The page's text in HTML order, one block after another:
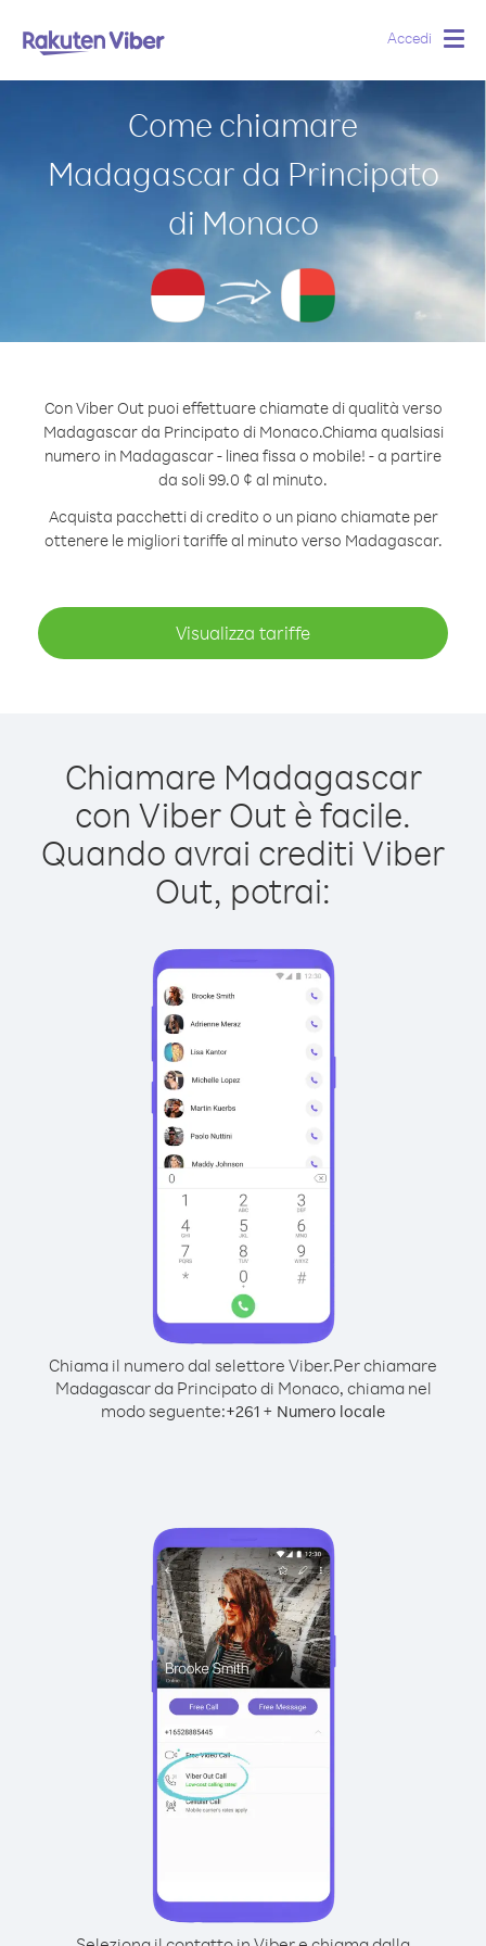
Accedi
Come chiamare
Madagascar da Principato
di Monaco
Con Viber Out puoi effettuare chiamate di qualità verso
Madagascar da Principato di Monaco.Chiama qualsiasi
numero in Madagascar - linea fissa o mobile! - a partire
da soli 99.0 ¢ al minuto.
Acquista pacchetti di credito o un piano chiamate per
ottenere le migliori tariffe al minuto verso Madagascar.
Visualizza tariffe
Chiamare Madagascar
con Viber Out è facile.
Quando avrai crediti Viber
Out, potrai:
Chiama il numero dal selettore Viber.Per chiamare
Madagascar da Principato di Monaco, chiama nel
modo seguente:+261 + Numero locale